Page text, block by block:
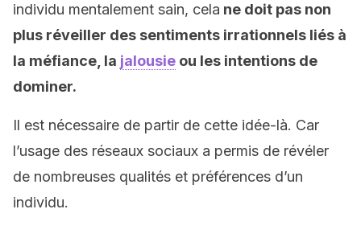
individu mentalement sain, cela ne doit pas non
plus réveiller des sentiments irrationnels liés à
la méfiance, la jalousie ou les intentions de
dominer.
Il est nécessaire de partir de cette idée-là. Car
l’usage des réseaux sociaux a permis de révéler
de nombreuses qualités et préférences d’un
individu.